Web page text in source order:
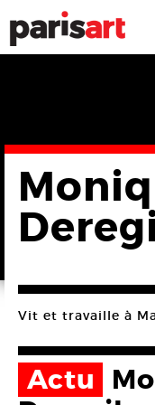
Vit et travaille à
Actu